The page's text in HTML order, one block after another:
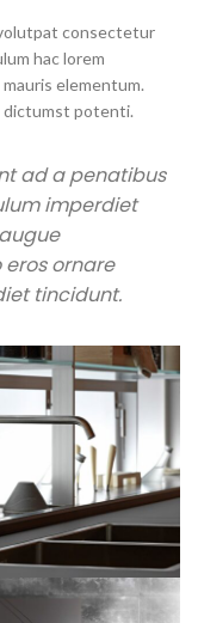
consectetur
hac lorem
elementum.
dictumst potenti.
ad a penatibus
imperdiet
ornare
tincidunt.